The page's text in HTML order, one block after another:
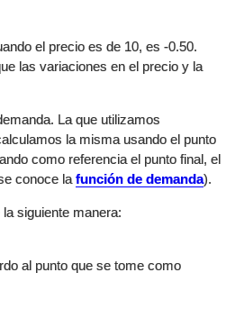
el precio es de 10, es -0.50.
las variaciones en el precio y la
La que utilizamos
la misma usando el punto
como referencia el punto final, el
conoce la función de demanda).
siguiente manera:
al punto que se tome como